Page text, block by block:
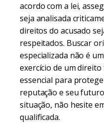
acordo com a lei,
seja analisada
direitos do acusado
respeitados. Buscar
especializada não é
exercício de um
essencial para
reputação e seu
situação, não hesite
qualificada.